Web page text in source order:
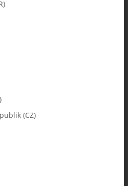
Collar -
- Set
(CZ)